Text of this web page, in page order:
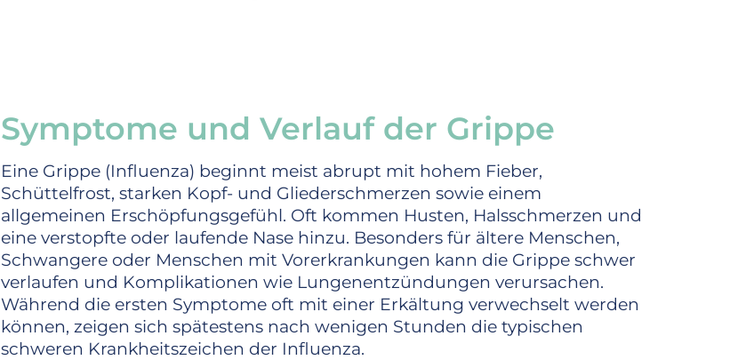
Symptome und Verlauf der Grippe
Eine Grippe (Influenza) beginnt meist abrupt mit hohem Fieber,
Schüttelfrost, starken Kopf- und Gliederschmerzen sowie einem
allgemeinen Erschöpfungsgefühl. Oft kommen Husten, Halsschmerzen und
eine verstopfte oder laufende Nase hinzu. Besonders für ältere Menschen,
Schwangere oder Menschen mit Vorerkrankungen kann die Grippe schwer
verlaufen und Komplikationen wie Lungenentzündungen verursachen.
Während die ersten Symptome oft mit einer Erkältung verwechselt werden
können, zeigen sich spätestens nach wenigen Stunden die typischen
schweren Krankheitszeichen der Influenza.